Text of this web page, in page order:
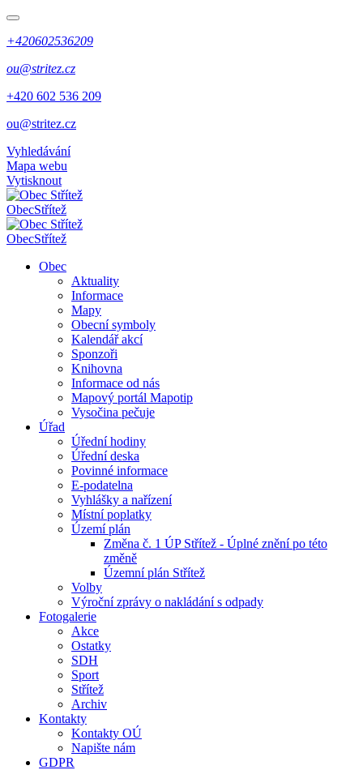
+420602536209
ou@stritez.cz
+420 602 536 209
ou@stritez.cz
Vyhledávání
Mapa webu
Vytisknout
ObecStřítež
ObecStřítež
Obec
Aktuality
Informace
Mapy
Obecní symboly
Kalendář akcí
Sponzoři
Knihovna
Informace od nás
Mapový portál Mapotip
Vysočina pečuje
Úřad
Úřední hodiny
Úřední deska
Povinné informace
E-podatelna
Vyhlášky a nařízení
Místní poplatky
Území plán
Změna č. 1 ÚP Střítež - Úplné znění po této
změně
Územní plán Střítež
Volby
Výroční zprávy o nakládání s odpady
Fotogalerie
Akce
Ostatky
SDH
Sport
Střítež
Archiv
Kontakty
Kontakty OÚ
Napište nám
GDPR